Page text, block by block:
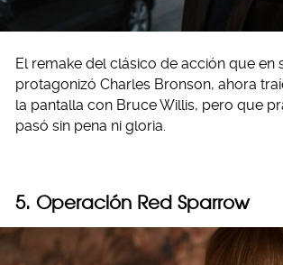
El remake del clásico de acción que en
protagonizó Charles Bronson, ahora
la pantalla con Bruce Willis, pero que
pasó sin pena ni gloria.
5. Operación Red Sparrow